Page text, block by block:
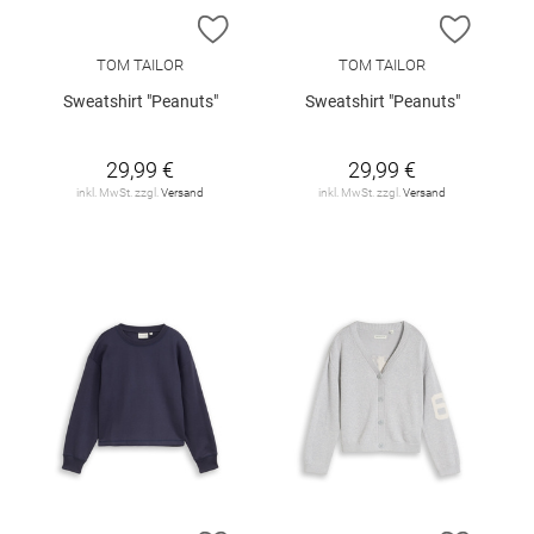
ZUR WUNSCHLISTE HINZUFÜGEN
TOM TAILOR
Sweatshirt "Peanuts"
29,99 €
inkl. MwSt. zzgl.Versand
ZUR
TOM TAILOR
Sweatshirt "Peanuts"
29,99 €
inkl. MwSt. zzgl.Versand